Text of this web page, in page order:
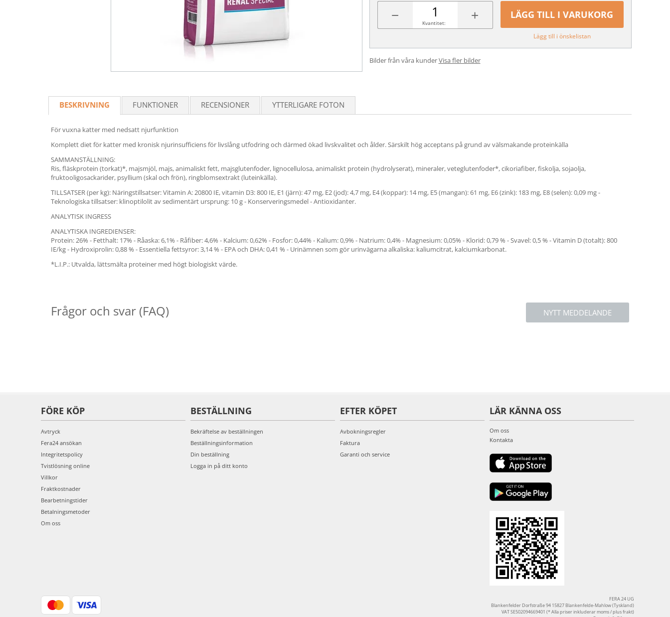
− +
Kvantitet:
LÄGG TILL I VARUKORG
Lägg till i önskelistan
Bilder från våra kunderVisa fler bilder
BESKRIVNING FUNKTIONER RECENSIONER YTTERLIGARE FOTON
För vuxna katter med nedsatt njurfunktion
Komplett diet för katter med kronisk njurinsufficiens för livslång utfodring och därmed ökad livskvalitet och ålder. Särskilt hög acceptans på grund av välsmakande proteinkälla
SAMMANSTÄLLNING:
Ris, fläskprotein (torkat)*, majsmjöl, majs, animaliskt fett, majsglutenfoder, lignocellulosa, animaliskt protein (hydrolyserat), mineraler, veteglutenfoder*, cikoriafiber, fiskolja, sojaolja,
fruktooligosackarider, psyllium (skal och frön), ringblomsextrakt (luteinkälla).
TILLSATSER (per kg): Näringstillsatser: Vitamin A: 20800 IE, vitamin D3: 800 IE, E1 (järn): 47 mg, E2 (jod): 4,7 mg, E4 (koppar): 14 mg, E5 (mangan): 61 mg, E6 (zink): 183 mg, E8 (selen): 0,09 mg -
Teknologiska tillsatser: klinoptilolit av sedimentärt ursprung: 10 g - Konserveringsmedel - Antioxidanter.
ANALYTISK INGRESS
ANALYTISKA INGREDIENSER:
Protein: 26% - Fetthalt: 17% - Råaska: 6,1% - Råfiber: 4,6% - Kalcium: 0,62% - Fosfor: 0,44% - Kalium: 0,9% - Natrium: 0,4% - Magnesium: 0,05% - Klorid: 0,79 % - Svavel: 0,5 % - Vitamin D (totalt): 800
IE/kg - Hydroxiprolin: 0,88 % - Essentiella fettsyror: 3,14 % - EPA och DHA: 0,41 % - Urinämnen som gör urinvägarna alkaliska: kaliumcitrat, kalciumkarbonat.
*L.I.P.: Utvalda, lättsmälta proteiner med högt biologiskt värde.
NYTT MEDDELANDE
Frågor och svar (FAQ)
FÖRE KÖP
Avtryck
Fera24 ansökan
Integritetspolicy
Tvistlösning online
Villkor
Fraktkostnader
Bearbetningstider
Betalningsmetoder
Om oss
BESTÄLLNING
Bekräftelse av beställningen
Beställningsinformation
Din beställning
Logga in på ditt konto
EFTER KÖPET
Avbokningsregler
Faktura
Garanti och service
LÄR KÄNNA OSS
Om oss
Kontakta
FERA 24 UG
Blankenfelder Dorfstraße 94 15827 Blankenfelde-Mahlow (Tyskland)
VAT SE502094669401 (* Alla priser inkluderar moms / plus frakt)